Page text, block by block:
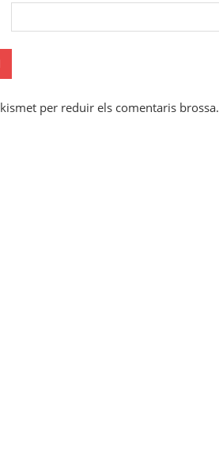
per reduir els comentaris brossa.